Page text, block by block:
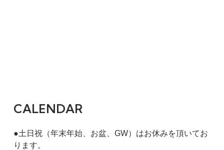
CALENDAR
●土日祝（年末年始、お盆、GW）はお休みを頂いてお
ります。